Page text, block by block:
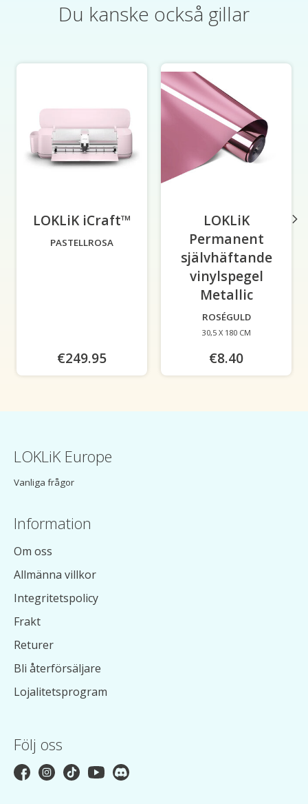
Du kanske också gillar
LOKLiK iCraft™
PASTELLROSA
€249.95
LOKLiK
Permanent
självhäftande
vinylspegel
Metallic-
ROSÉGULD
30,5 X 180 CM
€8.40
LOKLiK Europe
Vanliga frågor
Information
Om oss
Allmänna villkor
Integritetspolicy
Frakt
Returer
Bli återförsäljare
Lojalitetsprogram
Följ oss